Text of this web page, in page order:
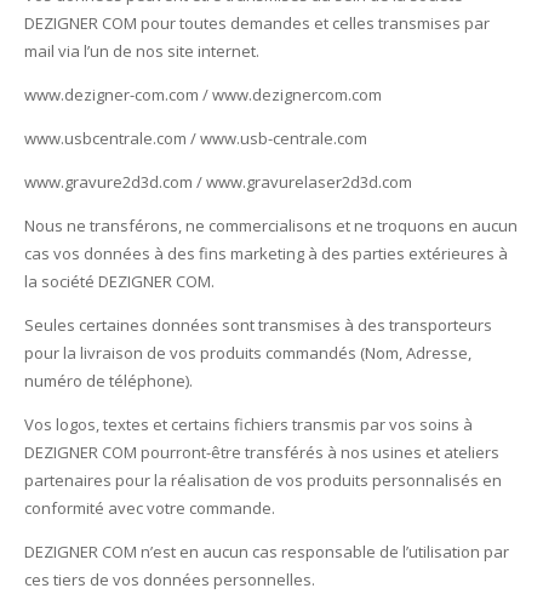
DEZIGNER COM pour toutes demandes et celles transmises par
mail via l’un de nos site internet.
www.dezigner-com.com / www.dezignercom.com
www.usbcentrale.com / www.usb-centrale.com
www.gravure2d3d.com / www.gravurelaser2d3d.com
Nous ne transférons, ne commercialisons et ne troquons en aucun
cas vos données à des fins marketing à des parties extérieures à
la société DEZIGNER COM.
Seules certaines données sont transmises à des transporteurs
pour la livraison de vos produits commandés (Nom, Adresse,
numéro de téléphone).
Vos logos, textes et certains fichiers transmis par vos soins à
DEZIGNER COM pourront-être transférés à nos usines et ateliers
partenaires pour la réalisation de vos produits personnalisés en
conformité avec votre commande.
DEZIGNER COM n’est en aucun cas responsable de l’utilisation par
ces tiers de vos données personnelles.